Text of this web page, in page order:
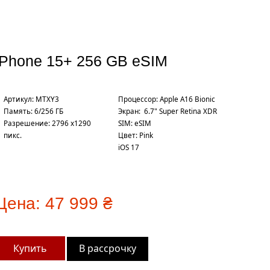
15+ 256 GB eSIM
Артикул: MTXY3
Процесcор: Apple A16 Bionic
Память: 6/256 ГБ
Экран: 6.7" Super Retina XDR
Разрешение: 2796 x1290
пикс.
SIM: eSIM
Цвет: Pink
iOS 17
47 999 ₴
В рассрочку